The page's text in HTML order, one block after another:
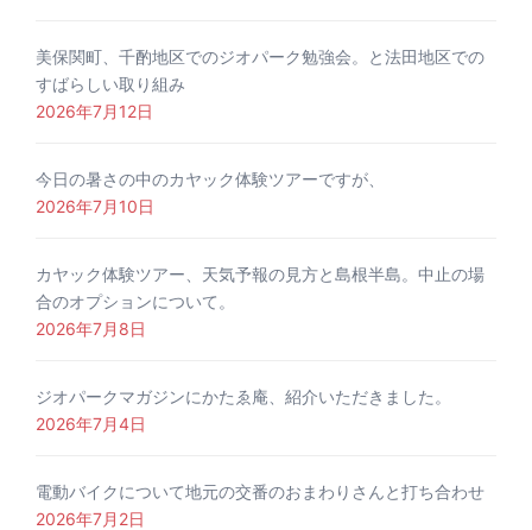
美保関町、千酌地区でのジオパーク勉強会。と法田地区での
すばらしい取り組み
2026年7月12日
今日の暑さの中のカヤック体験ツアーですが、
2026年7月10日
カヤック体験ツアー、天気予報の見方と島根半島。中止の場
合のオプションについて。
2026年7月8日
ジオパークマガジンにかたゑ庵、紹介いただきました。
2026年7月4日
電動バイクについて地元の交番のおまわりさんと打ち合わせ
2026年7月2日